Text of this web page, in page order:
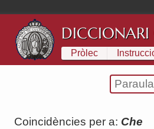
DICCIONARI
Pròlec
Coincidències per a: Che